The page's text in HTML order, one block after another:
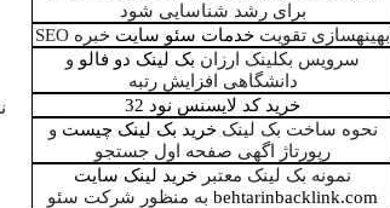
برای رشد شناسایی شود
بهینهسازی تقویت خدمات سئو سایت خبره SEO
سرویس بکلینک ارزان بک لینک دو فالو و
دانشگاهی افزایش رتبه
خرید کد لایسنس نود 32
نحوه ساخت بک لینکخرید بک لینک چیست و
رپورتاژ اگهی صفحه اول جستجو
نمونه بک لینک معتبر خرید لینک سایت
behtarinbacklink.comبه منظور شرکت سئو